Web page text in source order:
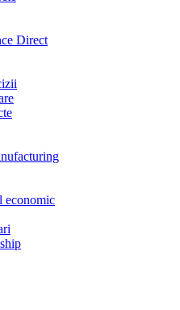
Direct
economic